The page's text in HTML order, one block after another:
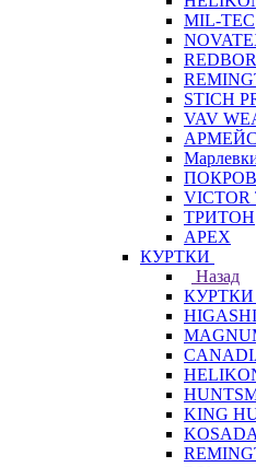
MIL-TEC
REDBOR
STICH
VAV
ПОКРОВ
VICTOR
ТРИТОН
APEX
КУРТКИ
Назад
КУРТКИ
HIGASHI
KING